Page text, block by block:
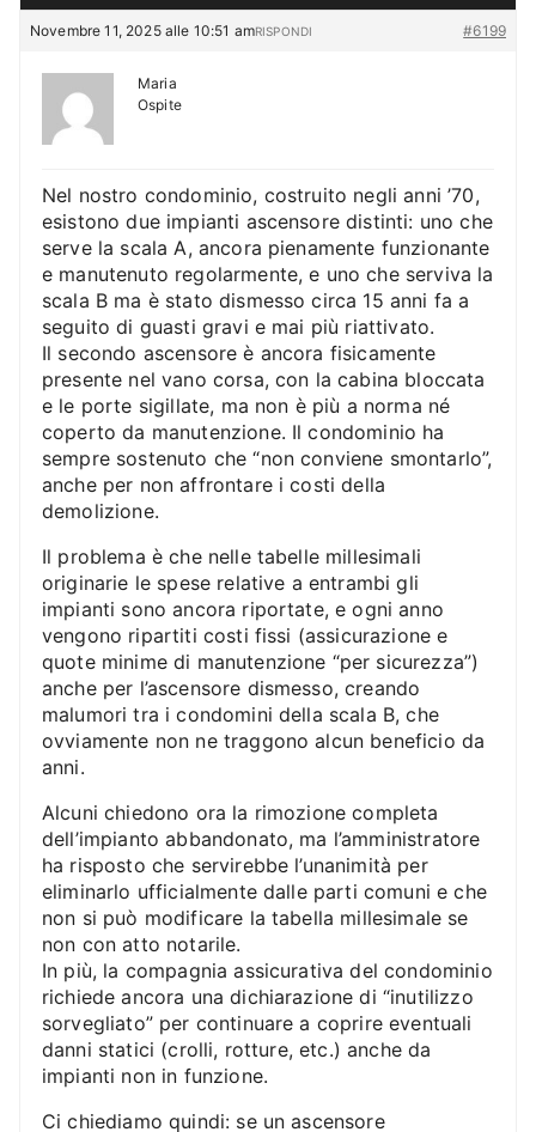
Novembre 11, 2025 alle 10:51 am #6199
RISPONDI
Maria
Ospite
Nel nostro condominio, costruito negli anni ’70,
esistono due impianti ascensore distinti: uno che
serve la scala A, ancora pienamente funzionante
e manutenuto regolarmente, e uno che serviva la
scala B ma è stato dismesso circa 15 anni fa a
seguito di guasti gravi e mai più riattivato.
Il secondo ascensore è ancora fisicamente
presente nel vano corsa, con la cabina bloccata
e le porte sigillate, ma non è più a norma né
coperto da manutenzione. Il condominio ha
sempre sostenuto che “non conviene smontarlo”,
anche per non affrontare i costi della
demolizione.
Il problema è che nelle tabelle millesimali
originarie le spese relative a entrambi gli
impianti sono ancora riportate, e ogni anno
vengono ripartiti costi fissi (assicurazione e
quote minime di manutenzione “per sicurezza”)
anche per l’ascensore dismesso, creando
malumori tra i condomini della scala B, che
ovviamente non ne traggono alcun beneficio da
anni.
Alcuni chiedono ora la rimozione completa
dell’impianto abbandonato, ma l’amministratore
ha risposto che servirebbe l’unanimità per
eliminarlo ufficialmente dalle parti comuni e che
non si può modificare la tabella millesimale se
non con atto notarile.
In più, la compagnia assicurativa del condominio
richiede ancora una dichiarazione di “inutilizzo
sorvegliato” per continuare a coprire eventuali
danni statici (crolli, rotture, etc.) anche da
impianti non in funzione.
Ci chiediamo quindi: se un ascensore